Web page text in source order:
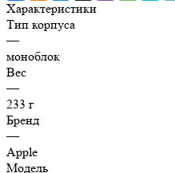
Характеристики
Тип корпуса
—
моноблок
Вес
—
233 г
Бренд
—
Apple
Модель